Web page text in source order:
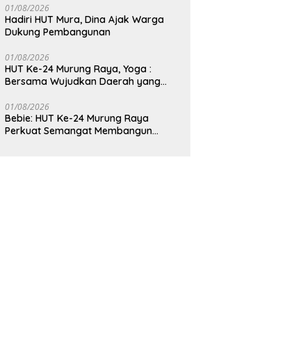
yang Lebih Besar
01/08/2026
Hadiri HUT Mura, Dina Ajak Warga
Dukung Pembangunan
01/08/2026
HUT Ke-24 Murung Raya, Yoga :
Bersama Wujudkan Daerah yang
01/08/2026
Bebie: HUT Ke-24 Murung Raya
Perkuat Semangat Membangun